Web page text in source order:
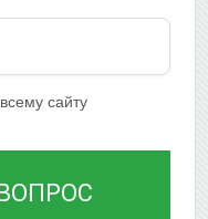
сайту